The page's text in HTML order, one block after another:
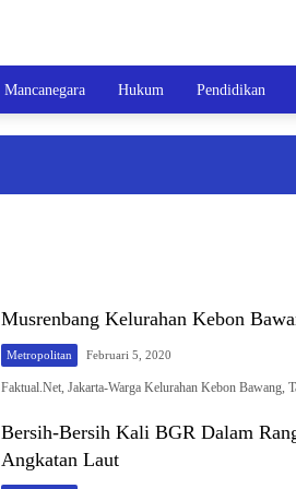
Mancanegara Hukum Pendidikan
Musrenbang Kelurahan Kebon
Metropolitan Februari 5, 2020
Faktual.Net, Jakarta-Warga Kelurahan Kebon Bawang,
Bersih-Bersih Kali BGR Dalam
Angkatan Laut